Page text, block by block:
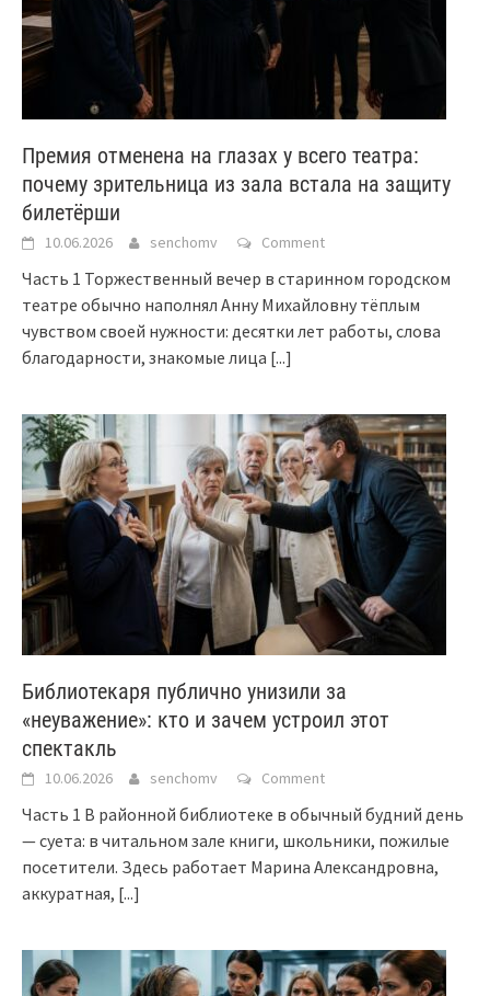
Премия отменена на глазах у всего театра:
почему зрительница из зала встала на защиту
билетёрши
10.06.2026 senchomv Comment
Часть 1 Торжественный вечер в старинном городском
театре обычно наполнял Анну Михайловну тёплым
чувством своей нужности: десятки лет работы, слова
благодарности, знакомые лица [...]
Библиотекаря публично унизили за
«неуважение»: кто и зачем устроил этот
спектакль
10.06.2026 senchomv Comment
Часть 1 В районной библиотеке в обычный будний день
— суета: в читальном зале книги, школьники, пожилые
посетители. Здесь работает Марина Александровна,
аккуратная, [...]